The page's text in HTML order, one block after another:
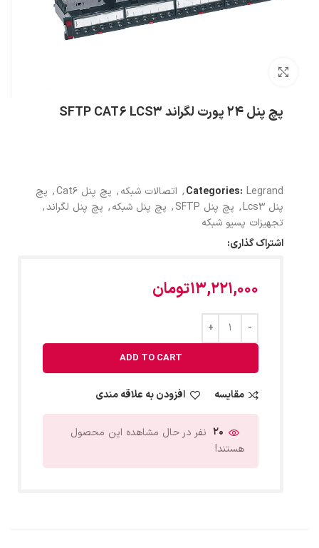
پچ پنل 24 پورت لگراند SFTP CAT6 LCS3
Categories: Legrand
, اتصالات شبکه, پچ پنل Cat6 , پچ
پنل Lcs3
, پچ پنل SFTP , پچ پنل شبکه, پچ پنل لگراند,
تجهیزات پسیو شبکه
اشتراک گذاری:
13,221,000تومان
ADD TO CART
مقایسه افزودن به علاقه مندی
20 نفر در حال مشاهده این محصول
هستند!